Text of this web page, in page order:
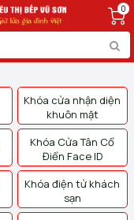
0
Khóa cửa nhận diện
khuôn mặt
Khóa Cửa Tân Cổ
Điển Face ID
Khóa điện tử khách
sạn